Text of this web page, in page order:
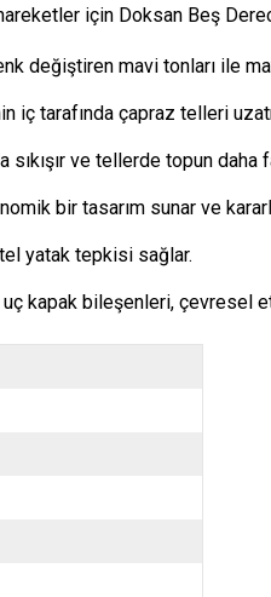
için Doksan Beş
değiştiren mavi tonları ile
iç tarafında çapraz telleri
ve tellerde topun daha
bir tasarım sunar ve
yatak tepkisi sağlar.
kapak bileşenleri, çevresel